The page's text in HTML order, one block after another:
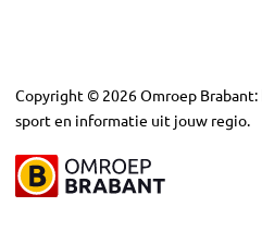
Copyright © 2026Omroep
sport en informatie uit jouw regio.